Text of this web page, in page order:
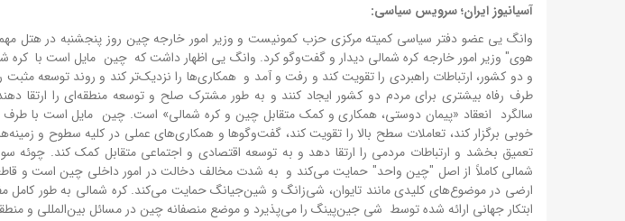
آسیانیوز ایران؛ سرویس سیاسی:
وانگ یی عضو دفتر سیاسی کمیته مرکزی حزب کمونیست و وزیر امور خارجه چین روز پنجشنبه در هتل
هوی" وزیر امور خارجه کره شمالی دیدار و گفت‌وگو کرد. وانگ یی اظهار داشت که چین مایل است با کره‌
و دو کشور، ارتباطات راهبردی را تقویت کند و رفت و آمد و همکاری‌ها را نزدیک‌تر کند و روند توسعه
طرف رفاه بیشتری برای مردم دو کشور ایجاد کنند و به طور مشترک صلح و توسعه منطقه‌ای را ارتقا
سالگرد انعقاد «پیمان دوستی، همکاری و کمک متقابل چین و کره شمالی» است. چین مایل است با طرف
خوبی برگزار کند، تعاملات سطح بالا را تقویت کند، گفت‌وگوها و همکاری‌های عملی در کلیه سطوح و
تعمیق بخشد و ارتباطات مردمی را ارتقا دهد و به توسعه اقتصادی و اجتماعی متقابل کمک کند. چوئه
شمالی کاملاً از اصل "چین واحد" حمایت می‌کند و به شدت مخالف دخالت در امور داخلی چین است و
ارضی در موضوع‌های کلیدی مانند تایوان، شی‌زانگ و شین‌جیانگ حمایت می‌کند. کره شمالی به طور
ابتکار جهانی ارائه شده توسط شی جین‌پینگ را می‌پذیرد و موضع منصفانه چین در مسائل بین‌المللی و